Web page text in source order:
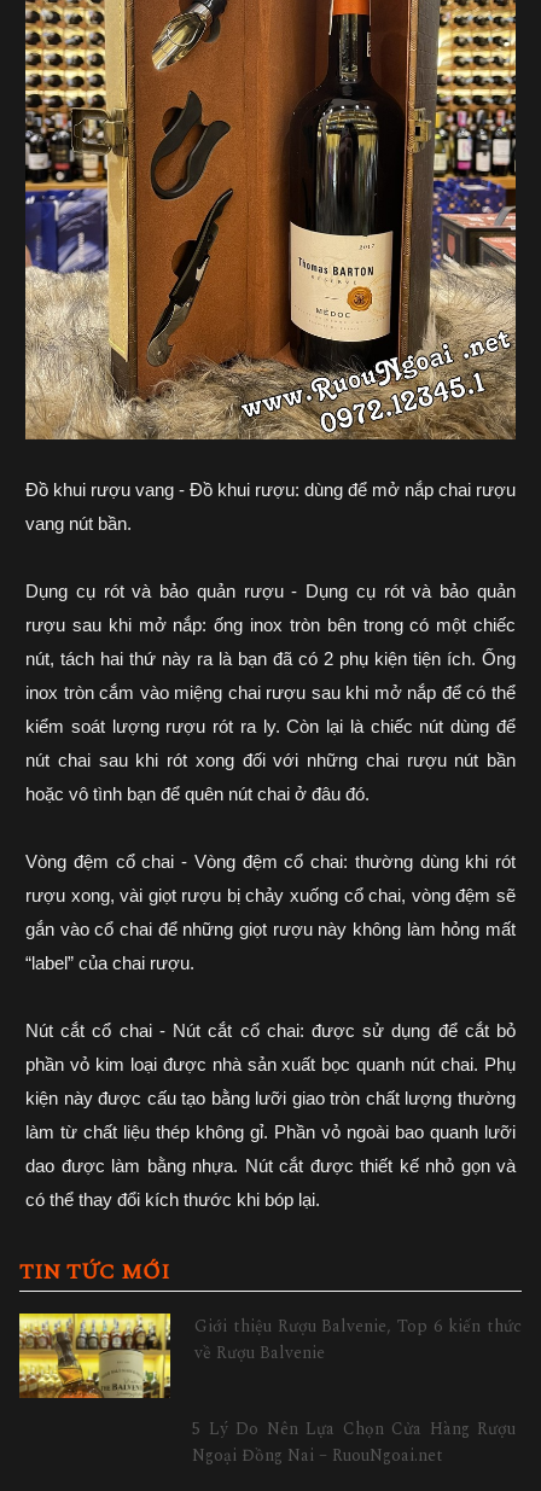
Đồ khui rượu vang - Đồ khui rượu: dùng để mở nắp chai rượu
vang nút bần.
Dụng cụ rót và bảo quản rượu - Dụng cụ rót và bảo quản
rượu sau khi mở nắp: ống inox tròn bên trong có một chiếc
nút, tách hai thứ này ra là bạn đã có 2 phụ kiện tiện ích. Ống
inox tròn cắm vào miệng chai rượu sau khi mở nắp để có thể
kiểm soát lượng rượu rót ra ly. Còn lại là chiếc nút dùng để
nút chai sau khi rót xong đối với những chai rượu nút bần
hoặc vô tình bạn để quên nút chai ở đâu đó.
Vòng đệm cổ chai - Vòng đệm cổ chai: thường dùng khi rót
rượu xong, vài giọt rượu bị chảy xuống cổ chai, vòng đệm sẽ
gắn vào cổ chai để những giọt rượu này không làm hỏng mất
“label” của chai rượu.
Nút cắt cổ chai - Nút cắt cổ chai: được sử dụng để cắt bỏ
phần vỏ kim loại được nhà sản xuất bọc quanh nút chai. Phụ
kiện này được cấu tạo bằng lưỡi giao tròn chất lượng thường
làm từ chất liệu thép không gỉ. Phần vỏ ngoài bao quanh lưỡi
dao được làm bằng nhựa. Nút cắt được thiết kế nhỏ gọn và
có thể thay đổi kích thước khi bóp lại.
TIN TỨC MỚI
Giới thiệu Rượu Balvenie, Top 6 kiến thức
về Rượu Balvenie
5 Lý Do Nên Lựa Chọn Cửa Hàng Rượu
Ngoại Đồng Nai – RuouNgoai.net